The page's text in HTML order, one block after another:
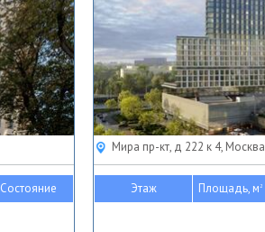
Состояние
Мира пр-кт, д 222 к 4, Москва
Этаж Площадь, м2